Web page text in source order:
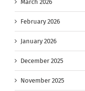
March 2026
February 2026
January 2026
December 2025
November 2025